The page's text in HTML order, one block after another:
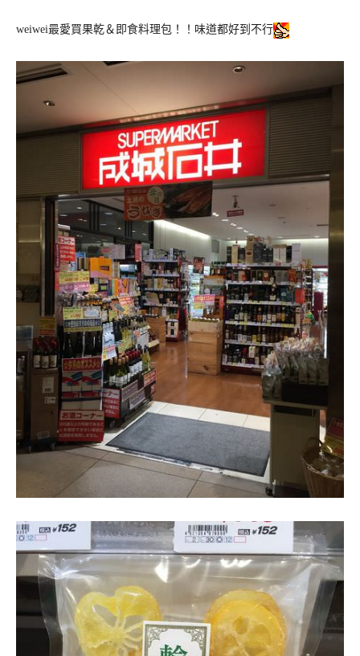
weiwei最愛買果乾＆即食料理包！！味道都好到不行